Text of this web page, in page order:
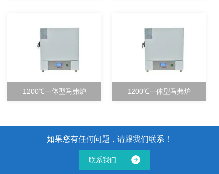
1200℃一体型马弗炉 1200℃一体型马弗炉
如果您有任何问题，请跟我们联系！
联系我们